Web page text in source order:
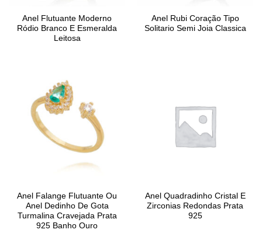
Anel Flutuante Moderno
Ródio Branco E Esmeralda
Leitosa
Anel Rubi Coração Tipo
Solitario Semi Joia Classica
Anel Falange Flutuante Ou
Anel Dedinho De Gota
Turmalina Cravejada Prata
925 Banho Ouro
Anel Quadradinho Cristal E
Zirconias Redondas Prata
925